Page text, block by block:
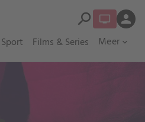
Sport Films & Series Meer expand_more
search person